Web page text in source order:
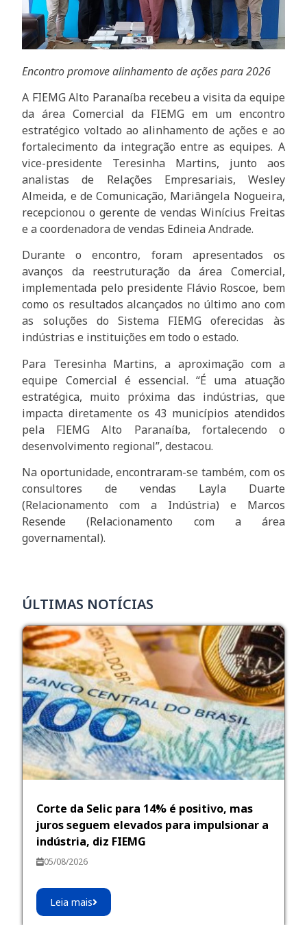
Encontro promove alinhamento de ações para 2026
A FIEMG Alto Paranaíba recebeu a visita da equipe
da área Comercial da FIEMG em um encontro
estratégico voltado ao alinhamento de ações e ao
fortalecimento da integração entre as equipes. A
vice-presidente Teresinha Martins, junto aos
analistas de Relações Empresariais, Wesley
Almeida, e de Comunicação, Mariângela Nogueira,
recepcionou o gerente de vendas Winícius Freitas
e a coordenadora de vendas Edineia Andrade.
Durante o encontro, foram apresentados os
avanços da reestruturação da área Comercial,
implementada pelo presidente Flávio Roscoe, bem
como os resultados alcançados no último ano com
as soluções do Sistema FIEMG oferecidas às
indústrias e instituições em todo o estado.
Para Teresinha Martins, a aproximação com a
equipe Comercial é essencial. “É uma atuação
estratégica, muito próxima das indústrias, que
impacta diretamente os 43 municípios atendidos
pela FIEMG Alto Paranaíba, fortalecendo o
desenvolvimento regional”, destacou.
Na oportunidade, encontraram-se também, com os
consultores de vendas Layla Duarte
(Relacionamento com a Indústria) e Marcos
Resende (Relacionamento com a área
governamental).
ÚLTIMAS NOTÍCIAS
Corte da Selic para 14% é positivo, mas
juros seguem elevados para impulsionar a
indústria, diz FIEMG
05/08/2026
Leia mais